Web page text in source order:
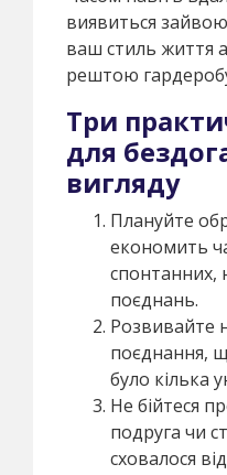
виявиться
ваш стиль життя
рештою
Три
для
вигляду
Плануйте
економить
спонтанних,
поєднань.
Розвивайте
поєднання,
було кілька
Не бійтеся
подруга чи
сховалося